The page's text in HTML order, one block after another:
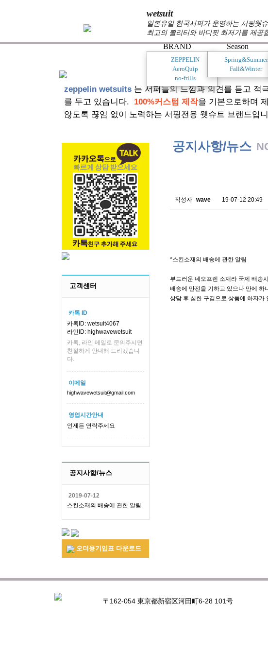
wetsuit
일본유일 한국서퍼가 운영하는 서핑웻
최고의 퀄리티와 바디핏 최저가를 제공
BRAND
ZEPPELIN
AeroQuip
no-frills
Season
Spring&Summer
Fall&Winter
zeppelin wetsuits 는 서퍼들의 느낌과 의견를 듣고 적
를 두고 있습니다. 100%커스텀 제작을 기본으로하며
않도록 끊임 없이 노력하는 서핑전용 웻슈트 브랜드입
고객센터
카톡 ID
카톡ID: wetsuit4067
라인ID: highwavewetsuit
카톡, 라인 메일로 문의주시면
친절하게 안내해 드리겠습니
다.
이메일
highwavewetsuit@gmail.com
영업시간안내
언제든 연락주세요
공지사항/뉴스
2019-07-12
스킨소재의 배송에 관한 알림
오더용기입표 다운로드
공지사항/뉴스
작성자 wave 19-07-12 20:49
*스킨소재의 배송에 관한 알림
부드러운 네오프렌 소재라 국제 배송
배송에 만전을 기하고 있으나 만에 하
상담 후 심한 구김으로 상품에 하자
〒162-054 東京都新宿区河田町6-28 101号